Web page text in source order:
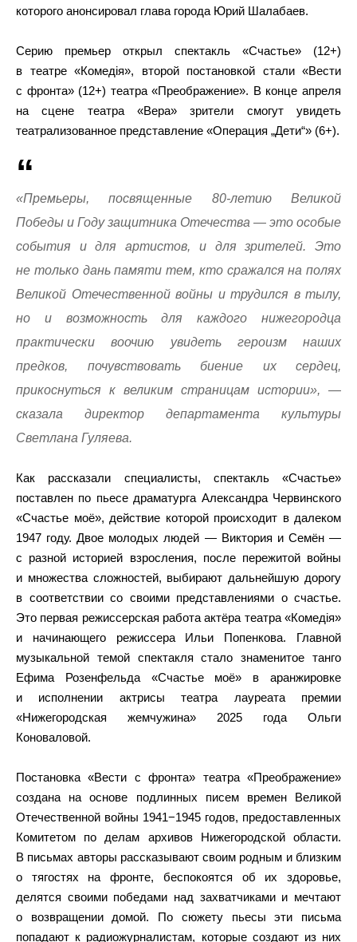
которого анонсировал глава города Юрий Шалабаев.
Серию премьер открыл спектакль «Счастье» (12+)
в театре «Комедiя», второй постановкой стали «Вести
с фронта» (12+) театра «Преображение». В конце апреля
на сцене театра «Вера» зрители смогут увидеть
театрализованное представление «Операция „Дети“» (6+).
«Премьеры, посвященные 80-летию Великой
Победы и Году защитника Отечества — это особые
события и для артистов, и для зрителей. Это
не только дань памяти тем, кто сражался на полях
Великой Отечественной войны и трудился в тылу,
но и возможность для каждого нижегородца
практически воочию увидеть героизм наших
предков, почувствовать биение их сердец,
прикоснуться к великим страницам истории», —
сказала директор департамента культуры
Светлана Гуляева.
Как рассказали специалисты, спектакль «Счастье»
поставлен по пьесе драматурга Александра Червинского
«Счастье моё», действие которой происходит в далеком
1947 году. Двое молодых людей — Виктория и Семён —
с разной историей взросления, после пережитой войны
и множества сложностей, выбирают дальнейшую дорогу
в соответствии со своими представлениями о счастье.
Это первая режиссерская работа актёра театра «Комедiя»
и начинающего режиссера Ильи Попенкова. Главной
музыкальной темой спектакля стало знаменитое танго
Ефима Розенфельда «Счастье моё» в аранжировке
и исполнении актрисы театра лауреата премии
«Нижегородская жемчужина» 2025 года Ольги
Коноваловой.
Постановка «Вести с фронта» театра «Преображение»
создана на основе подлинных писем времен Великой
Отечественной войны 1941−1945 годов, предоставленных
Комитетом по делам архивов Нижегородской области.
В письмах авторы рассказывают своим родным и близким
о тягостях на фронте, беспокоятся об их здоровье,
делятся своими победами над захватчиками и мечтают
о возвращении домой. По сюжету пьесы эти письма
попадают к радиожурналистам, которые создают из них